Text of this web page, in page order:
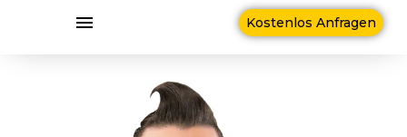
Kostenlos Anfragen